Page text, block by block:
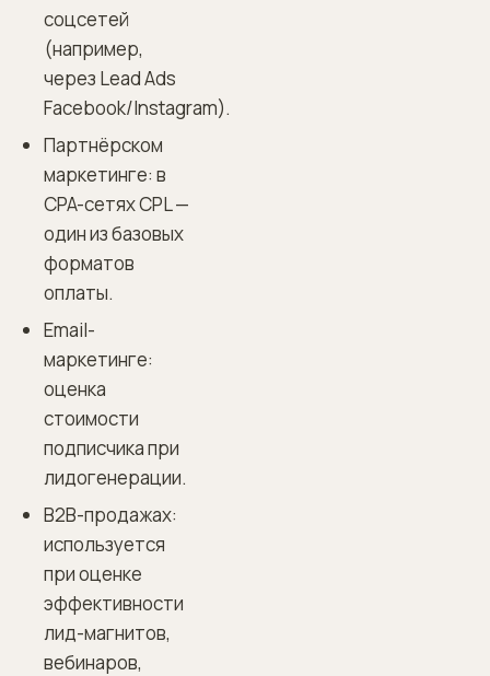
соцсетей
(например,
через Lead Ads
Facebook/Instagram).
Партнёрском
маркетинге: в
CPA-сетях CPL —
один из базовых
форматов
оплаты.
Email-
маркетинге:
оценка
стоимости
подписчика при
лидогенерации.
B2B-продажах:
используется
при оценке
эффективности
лид-магнитов,
вебинаров,